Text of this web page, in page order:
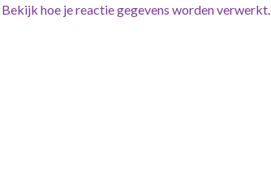
Bekijk hoe je reactie gegevens worden verwerkt.